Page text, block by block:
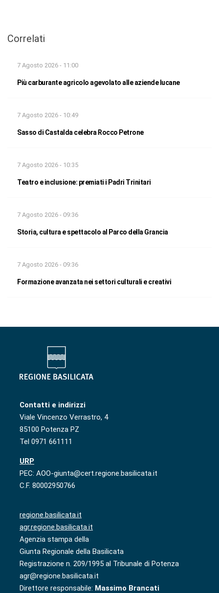
Correlati
7 Agosto 2026 - 11:00
Più carburante agricolo agevolato alle aziende lucane
7 Agosto 2026 - 10:49
Sasso di Castalda celebra Rocco Petrone
7 Agosto 2026 - 10:35
Teatro e inclusione: premiati i Padri Trinitari
7 Agosto 2026 - 09:36
Storia, cultura e spettacolo al Parco della Grancia
7 Agosto 2026 - 09:36
Formazione avanzata nei settori culturali e creativi
Contatti e indirizzi
Viale Vincenzo Verrastro, 4
85100 Potenza PZ
Tel 0971 661111
URP
PEC: AOO-giunta@cert.regione.basilicata.it
C.F. 80002950766
regione.basilicata.it
agr.regione.basilicata.it
Agenzia stampa della
Giunta Regionale della Basilicata
Registrazione n. 209/1995 al Tribunale di Potenza
agr@regione.basilicata.it
Direttore responsabile: Massimo Brancati